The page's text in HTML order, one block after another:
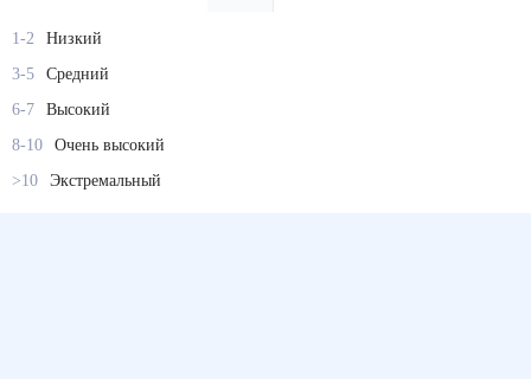
1-2
Низкий
3-5
Средний
6-7
Высокий
8-10
Очень высокий
>10
Экстремальный